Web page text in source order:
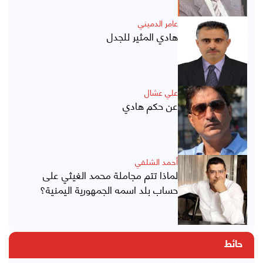
عامر الدميني
هادي المثير للجدل
علي عشال
عن حكم هادي
أحمد الشلفي
لماذا تتم مجاملة محمد الغيثي على
حساب بلد اسمه الجمهورية اليمنية؟
حائط